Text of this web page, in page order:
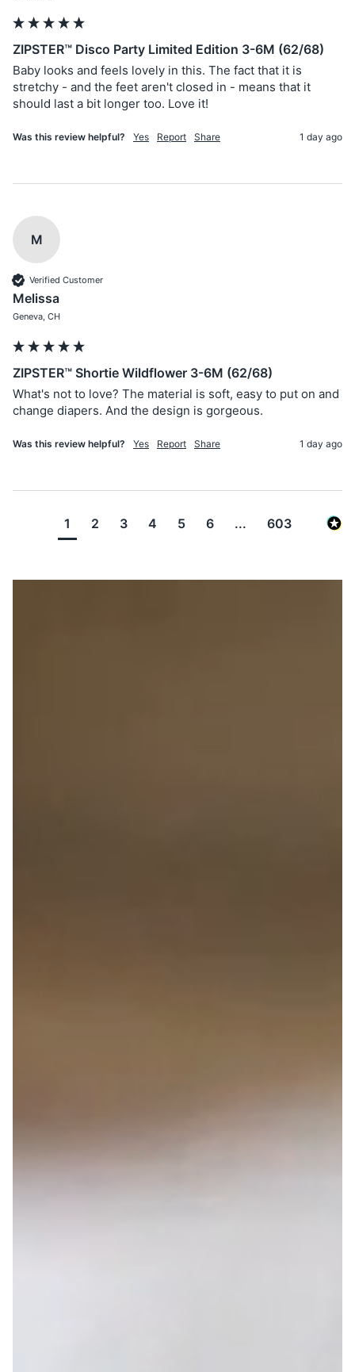
ZIPSTER™ Disco Party Limited Edition 3-6M (62/68)
Baby looks and feels lovely in this. The fact that it is
stretchy - and the feet aren't closed in - means that it
should last a bit longer too. Love it!
Was this review helpful? Yes Report Share 1 day ago
M
Verified Customer
Melissa
Geneva, CH
ZIPSTER™ Shortie Wildflower 3-6M (62/68)
What's not to love? The material is soft, easy to put on and
change diapers. And the design is gorgeous.
Was this review helpful? Yes Report Share 1 day ago
1 2 3 4 5 6 ... 603